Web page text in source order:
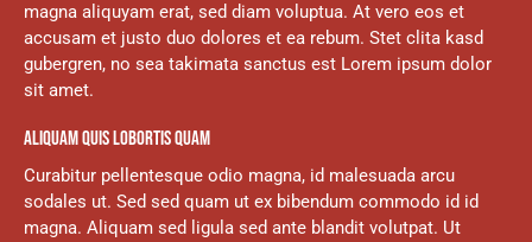
magna aliquyam erat, sed diam voluptua. At vero eos et
accusam et justo duo dolores et ea rebum. Stet clita kasd
gubergren, no sea takimata sanctus est Lorem ipsum dolor
sit amet.
ALIQUAM QUIS LOBORTIS QUAM
Curabitur pellentesque odio magna, id malesuada arcu
sodales ut. Sed sed quam ut ex bibendum commodo id id
magna. Aliquam sed ligula sed ante blandit volutpat. Ut